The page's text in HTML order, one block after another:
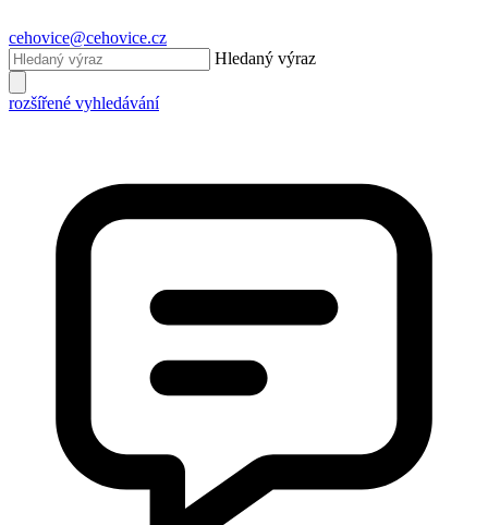
cehovice@cehovice.cz
Hledaný výraz
rozšířené vyhledávání